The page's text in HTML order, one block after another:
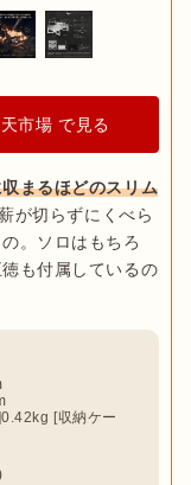
市場 で見る
まるほどのスリム
が切らずにくべら
。ソロはもちろ
も付属しているの
[収納ケー